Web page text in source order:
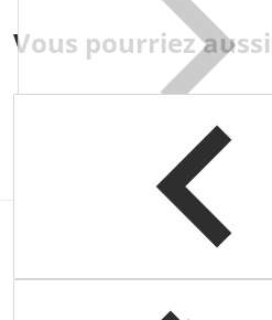
Vous pourriez aussi
Complementary